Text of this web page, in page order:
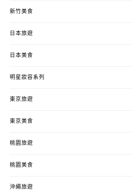
新竹美食
日本旅遊
日本美食
明星妝容系列
東京旅遊
東京美食
桃園旅遊
桃園美食
沖繩旅遊